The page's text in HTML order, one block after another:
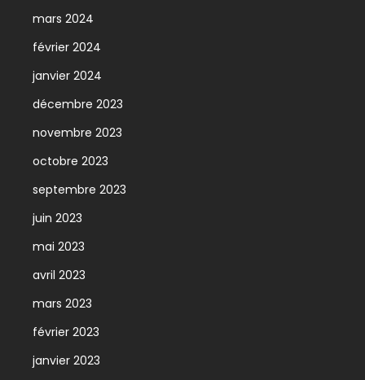
mars 2024
février 2024
janvier 2024
décembre 2023
novembre 2023
octobre 2023
septembre 2023
juin 2023
mai 2023
avril 2023
mars 2023
février 2023
janvier 2023